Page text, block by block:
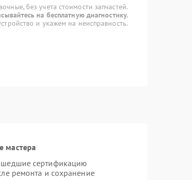
без учета стоимости запчастей.
на бесплатную диагностику.
и укажем на неисправность.
мастера
сертификацию
ремонта и сохранение